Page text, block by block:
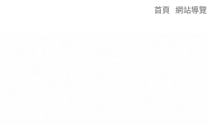
首頁 網站導覽